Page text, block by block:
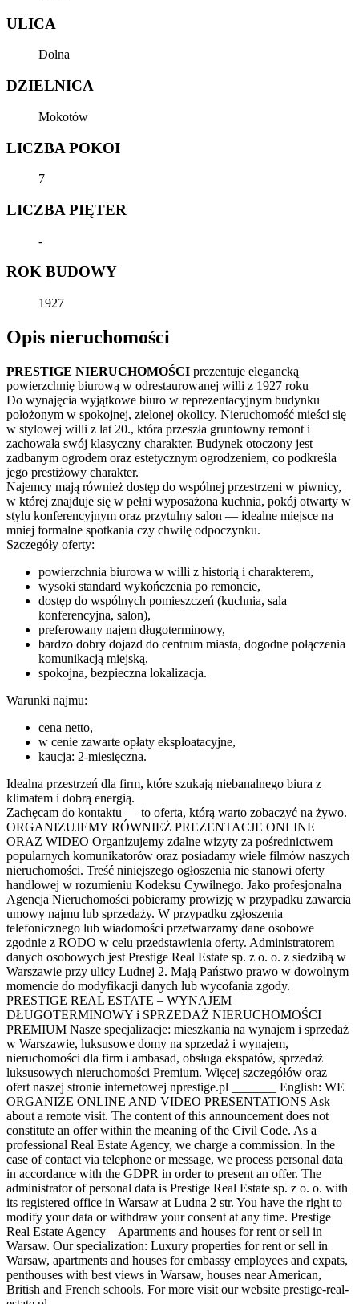
ULICA
Dolna
DZIELNICA
Mokotów
LICZBA POKOI
7
LICZBA PIĘTER
-
ROK BUDOWY
1927
Opis nieruchomości
PRESTIGE NIERUCHOMOŚCI prezentuje elegancką
powierzchnię biurową w odrestaurowanej willi z 1927 roku
Do wynajęcia wyjątkowe biuro w reprezentacyjnym budynku
położonym w spokojnej, zielonej okolicy. Nieruchomość mieści się
w stylowej willi z lat 20., która przeszła gruntowny remont i
zachowała swój klasyczny charakter. Budynek otoczony jest
zadbanym ogrodem oraz estetycznym ogrodzeniem, co podkreśla
jego prestiżowy charakter.
Najemcy mają również dostęp do wspólnej przestrzeni w piwnicy,
w której znajduje się w pełni wyposażona kuchnia, pokój otwarty w
stylu konferencyjnym oraz przytulny salon — idealne miejsce na
mniej formalne spotkania czy chwilę odpoczynku.
Szczegóły oferty:
powierzchnia biurowa w willi z historią i charakterem,
wysoki standard wykończenia po remoncie,
dostęp do wspólnych pomieszczeń (kuchnia, sala
konferencyjna, salon),
preferowany najem długoterminowy,
bardzo dobry dojazd do centrum miasta, dogodne połączenia
komunikacją miejską,
spokojna, bezpieczna lokalizacja.
Warunki najmu:
cena netto,
w cenie zawarte opłaty eksploatacyjne,
kaucja: 2-miesięczna.
Idealna przestrzeń dla firm, które szukają niebanalnego biura z
klimatem i dobrą energią.
Zachęcam do kontaktu — to oferta, którą warto zobaczyć na żywo.
ORGANIZUJEMY RÓWNIEŻ PREZENTACJE ONLINE
ORAZ WIDEO Organizujemy zdalne wizyty za pośrednictwem
popularnych komunikatorów oraz posiadamy wiele filmów naszych
nieruchomości. Treść niniejszego ogłoszenia nie stanowi oferty
handlowej w rozumieniu Kodeksu Cywilnego. Jako profesjonalna
Agencja Nieruchomości pobieramy prowizję w przypadku zawarcia
umowy najmu lub sprzedaży. W przypadku zgłoszenia
telefonicznego lub wiadomości przetwarzamy dane osobowe
zgodnie z RODO w celu przedstawienia oferty. Administratorem
danych osobowych jest Prestige Real Estate sp. z o. o. z siedzibą w
Warszawie przy ulicy Ludnej 2. Mają Państwo prawo w dowolnym
momencie do modyfikacji danych lub wycofania zgody.
PRESTIGE REAL ESTATE – WYNAJEM
DŁUGOTERMINOWY i SPRZEDAŻ NIERUCHOMOŚCI
PREMIUM Nasze specjalizacje: mieszkania na wynajem i sprzedaż
w Warszawie, luksusowe domy na sprzedaż i wynajem,
nieruchomości dla firm i ambasad, obsługa ekspatów, sprzedaż
luksusowych nieruchomości Premium. Więcej szczegółów oraz
ofert naszej stronie internetowej nprestige.pl _______ English: WE
ORGANIZE ONLINE AND VIDEO PRESENTATIONS Ask
about a remote visit. The content of this announcement does not
constitute an offer within the meaning of the Civil Code. As a
professional Real Estate Agency, we charge a commission. In the
case of contact via telephone or message, we process personal data
in accordance with the GDPR in order to present an offer. The
administrator of personal data is Prestige Real Estate sp. z o. o. with
its registered office in Warsaw at Ludna 2 str. You have the right to
modify your data or withdraw your consent at any time. Prestige
Real Estate Agency – Apartments and houses for rent or sell in
Warsaw. Our specialization: Luxury properties for rent or sell in
Warsaw, apartments and houses for embassy employees and expats,
penthouses with best views in Warsaw, houses near American,
British and French schools. For more visit our website prestige-real-